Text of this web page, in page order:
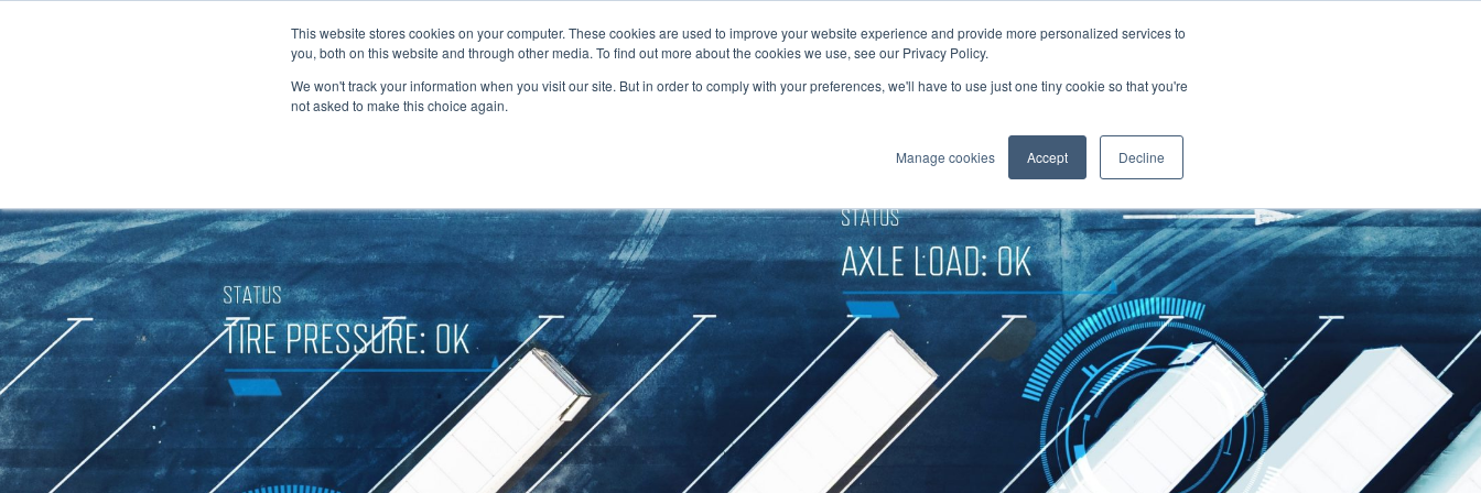
This website stores cookies on your computer. These cookies are used to improve your website experience and provide more personalized services to
you, both on this website and through other media. To find out more about the cookies we use, see our Privacy Policy.
We won't track your information when you visit our site. But in order to comply with your preferences, we'll have to use just one tiny cookie so that you're
not asked to make this choice again.
Manage cookies Accept Decline
Réseau de concessionnairesEspace média Marine
ProduitsTechnologiesServicesApplications